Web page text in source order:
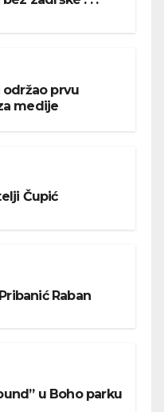
održao prvu
medije
Čupić
Raban
u Boho parku